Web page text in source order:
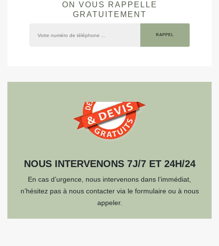
ON VOUS RAPPELLE
GRATUITEMENT
NOUS INTERVENONS 7J/7 ET 24H/24
En cas d’urgence, nous intervenons dans l’immédiat,
n’hésitez pas à nous contacter via le formulaire ou à nous
appeler.